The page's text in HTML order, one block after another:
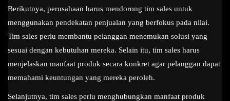
Berikutnya, perusahaan harus mendorong tim sales untuk
menggunakan pendekatan penjualan yang berfokus pada nilai.
Tim sales perlu membantu pelanggan menemukan solusi yang
sesuai dengan kebutuhan mereka. Selain itu, tim sales harus
menjelaskan manfaat produk secara konkret agar pelanggan dapat
memahami keuntungan yang mereka peroleh.
Selanjutnya, tim sales perlu menghubungkan manfaat produk